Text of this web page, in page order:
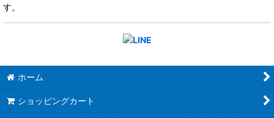
す。
ホーム
ショッピングカート